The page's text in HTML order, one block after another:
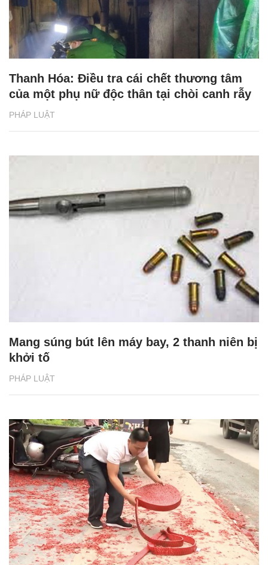
PHÁP LUẬT
Thanh Hóa: Điều tra cái chết thương tâm
của một phụ nữ độc thân tại chòi canh rẫy
PHÁP LUẬT
Mang súng bút lên máy bay, 2 thanh niên bị
khởi tố